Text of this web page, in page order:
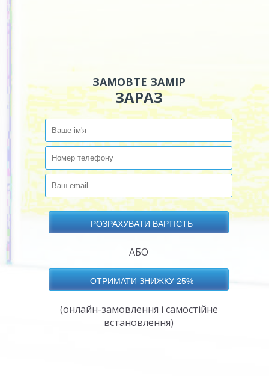
ЗАМОВТЕ ЗАМІР
ЗАРАЗ
АБО
(онлайн-замовлення і самостійне
встановлення)